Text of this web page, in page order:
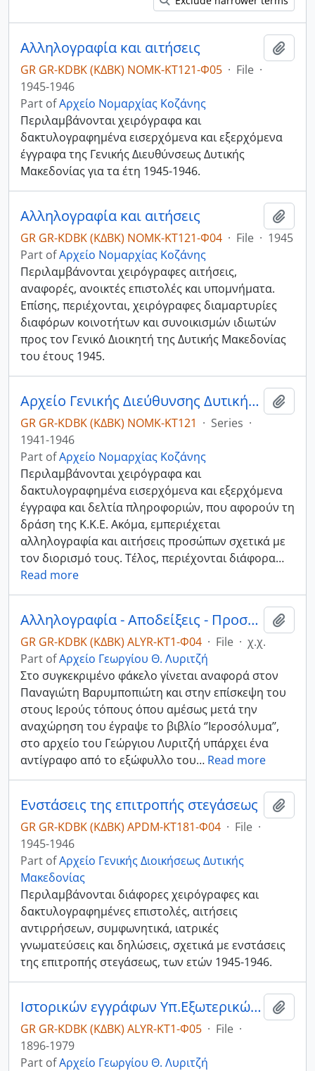
Αλληλογραφία και αιτήσεις
GR GR-KDBK (ΚΔΒΚ) NOMK-ΚΤ121-Φ05 · File ·
1945-1946
Part ofΑρχείο Νομαρχίας Κοζάνης
Περιλαμβάνονται χειρόγραφα και
δακτυλογραφημένα εισερχόμενα και εξερχόμενα
έγγραφα της Γενικής Διευθύνσεως Δυτικής
Μακεδονίας για τα έτη 1945-1946.
Αλληλογραφία και αιτήσεις
GR GR-KDBK (ΚΔΒΚ) NOMK-ΚΤ121-Φ04 · File · 1945
Part ofΑρχείο Νομαρχίας Κοζάνης
Περιλαμβάνονται χειρόγραφες αιτήσεις,
αναφορές, ανοικτές επιστολές και υπομνήματα.
Επίσης, περιέχονται, χειρόγραφες διαμαρτυρίες
διαφόρων κοινοτήτων και συνοικισμών ιδιωτών
προς τον Γενικό Διοικητή της Δυτικής Μακεδονίας
του έτους 1945.
Αρχείο Γενικής Διεύθυνσης Δυτικής Μακεδονίας
GR GR-KDBK (ΚΔΒΚ) NOMK-ΚΤ121 · Series ·
1941-1946
Part ofΑρχείο Νομαρχίας Κοζάνης
Περιλαμβάνονται χειρόγραφα και
δακτυλογραφημένα εισερχόμενα και εξερχόμενα
έγγραφα και δελτία πληροφοριών, που αφορούν τη
δράση της Κ.Κ.Ε. Ακόμα, εμπεριέχεται
αλληλογραφία και αιτήσεις προσώπων σχετικά με
τον διορισμό τους. Τέλος, περιέχονται διάφορα…
Read more
Αλληλογραφία - Αποδείξεις - Προσωπικές σημειώσεις.
GR GR-KDBK (ΚΔΒΚ) ALYR-ΚΤ1-Φ04 · File · χ.χ.
Part ofΑρχείο Γεωργίου Θ. Λυριτζή
Στο συγκεκριμένο φάκελο γίνεται αναφορά στον
Παναγιώτη Βαρυμποπιώτη και στην επίσκεψη του
στους Ιερούς τόπους όπου αμέσως μετά την
αναχώρηση του έγραψε το βιβλίο ‘’Ιεροσόλυμα’’,
στο αρχείο του Γεώργιου Λυριτζή υπάρχει ένα
αντίγραφο από το εξώφυλλο του… Read more
Ενστάσεις της επιτροπής στεγάσεως
GR GR-KDBK (ΚΔΒΚ) APDM-ΚΤ181-Φ04 · File ·
1945-1946
Part ofΑρχείο Γενικής Διοικήσεως Δυτικής
Μακεδονίας
Περιλαμβάνονται διάφορες χειρόγραφες και
δακτυλογραφημένες επιστολές, αιτήσεις
αντιρρήσεων, συμφωνητικά, ιατρικές
γνωματεύσεις και δηλώσεις, σχετικά με ενστάσεις
της επιτροπής στεγάσεως, των ετών 1945-1946.
Ιστορικών εγγράφων Υπ.Εξωτερικών - Αντίγραφα
GR GR-KDBK (ΚΔΒΚ) ALYR-ΚΤ1-Φ05 · File ·
1896-1979
Part ofΑρχείο Γεωργίου Θ. Λυριτζή